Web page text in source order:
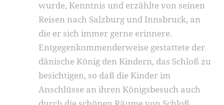
wurde, Kenntnis und erzählte von seinen
Reisen nach Salzburg und Innsbruck, an
die er sich immer gerne erinnere.
Entgegenkommenderweise gestattete der
dä­nische König den Kindern, das Schloß zu
besichtigen, so daß die Kinder im
Anschlüsse an ihren Königsbesuch auch